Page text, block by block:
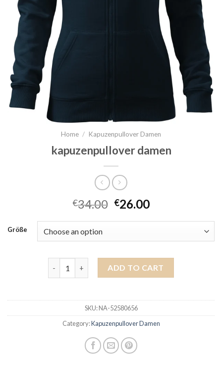
Home / Kapuzenpullover Damen
kapuzenpullover damen
€34.00 €26.00
Größe
kapuzenpullover damen quantity
ADD TO CART
SKU:NA-52580656
Category:Kapuzenpullover Damen